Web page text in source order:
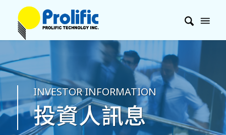
INVESTOR INFORMATION
投資人訊息